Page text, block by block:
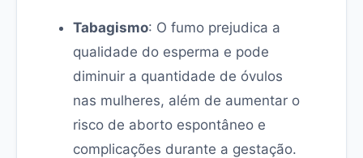
Tabagismo: O fumo prejudica a
qualidade do esperma e pode
diminuir a quantidade de óvulos
nas mulheres, além de aumentar o
risco de aborto espontâneo e
complicações durante a gestação.